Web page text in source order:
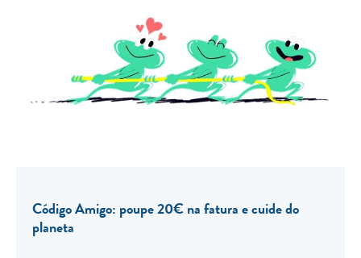
Código Amigo: poupe 20€ na fatura e cuide do
planeta